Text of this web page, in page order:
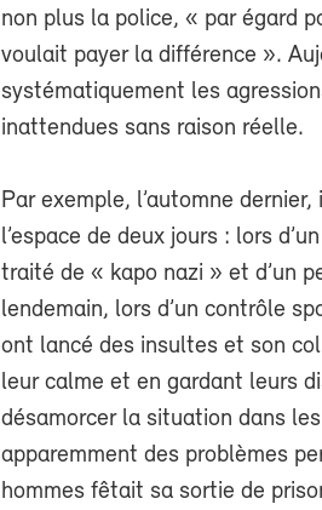
non plus la police, « par égard
voulait payer la différence ».
systématiquement les
inattendues sans raison réelle.
Par exemple, l’automne
l’espace de deux jours : lors
traité de « kapo nazi » et d’un
lendemain, lors d’un contrôle
ont lancé des insultes et son
leur calme et en gardant leurs
désamorcer la situation dans
apparemment des problèmes
hommes fêtait sa sortie de